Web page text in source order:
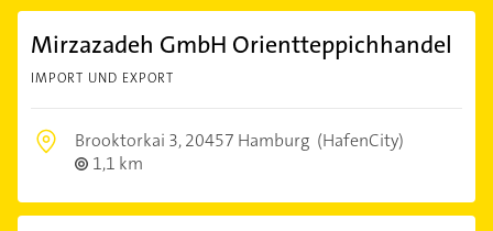
Mirzazadeh GmbH Orientteppichhandel
IMPORT UND EXPORT
Brooktorkai 3,20457 Hamburg (HafenCity)
1,1 km